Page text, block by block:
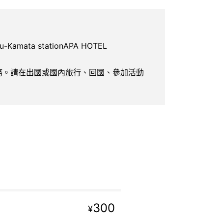
Kamata stationAPA HOTEL
請在出國或國內旅行、回國、參加活動
¥300